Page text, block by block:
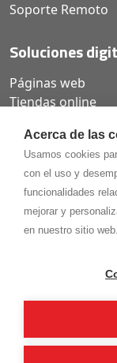
Acerca de las
Usamos cookies
con el uso y
funcionalidades
mejorar y
en nuestro sitio web.
Soporte Remoto
Soluciones
Páginas web
Tiendas online
Aviso Legal
Gormaz
¡Síguenos en